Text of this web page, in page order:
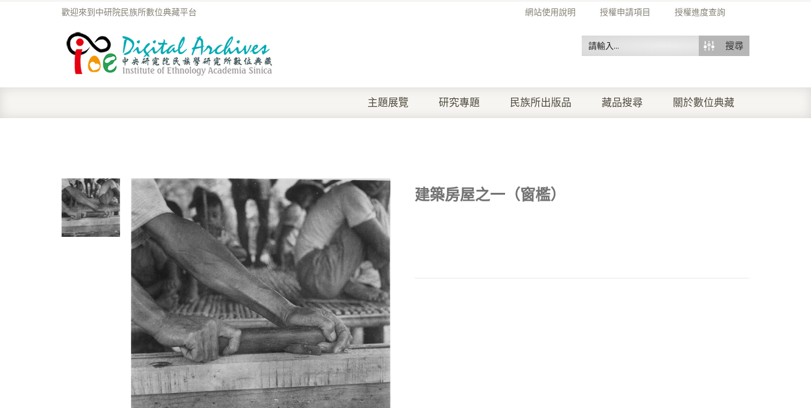
網站使用說明 授權申請項目 授權進度查詢
歡迎來到中研院民族所數位典藏平台
搜尋
主題展覽 研究專題 民族所出版品 藏品搜尋 關於數位典藏
建築房屋之一（窗檻）